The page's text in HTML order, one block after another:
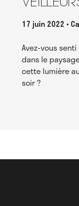
17 juin 2022
Avez-vous
dans le
cette lumière
soir ?